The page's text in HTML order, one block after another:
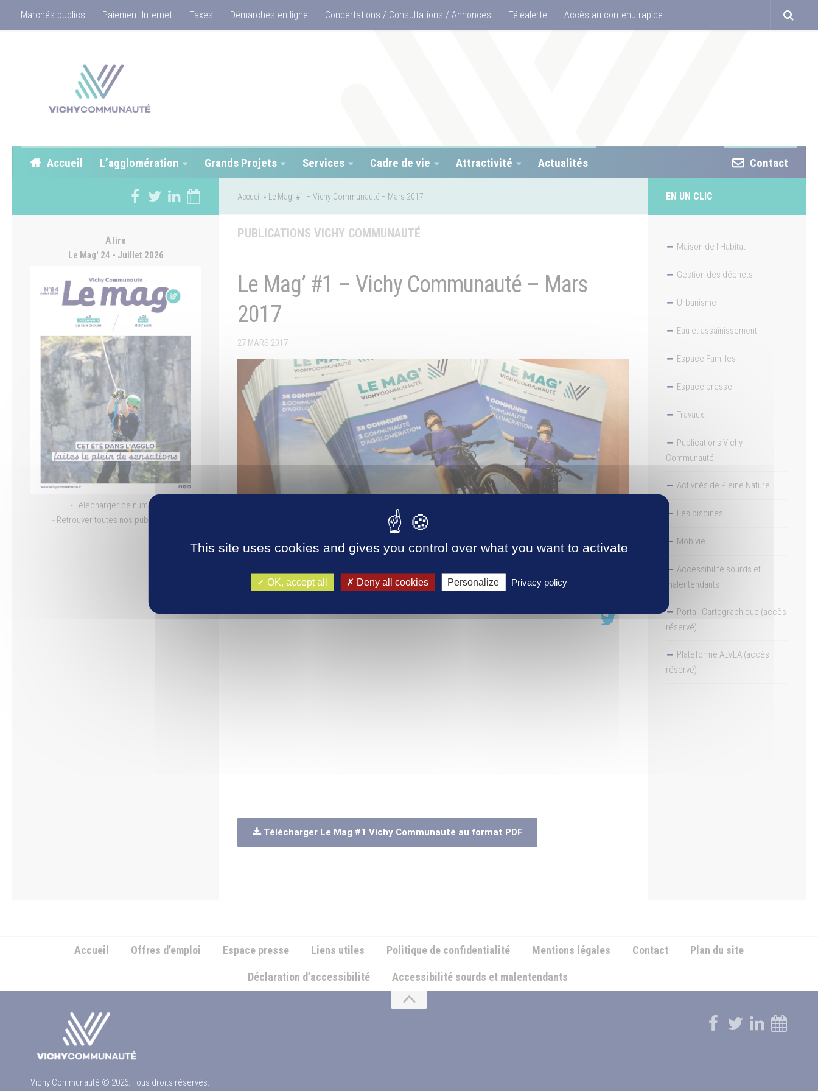
Marchés publics Paiement Internet Taxes Démarches en ligne Concertations / Consultations / Annonces Téléalerte Accès au contenu rapide
Accueil L’agglomération Grands Projets Services Cadre de vie Attractivité Actualités Contact
Accueil » Le Mag’ #1 – Vichy Communauté – Mars 2017
PUBLICATIONS VICHY COMMUNAUTÉ
Le Mag’ #1 – Vichy Communauté – Mars
2017
27 MARS 2017
Télécharger Le Mag #1 Vichy Communauté au format PDF
À lire
Le Mag' 24 - Juillet 2026
- Télécharger ce numéro
- Retrouver toutes nos publications
EN UN CLIC
Maison de l’Habitat
Gestion des déchets
Urbanisme
Eau et assainissement
Espace Familles
Espace presse
Travaux
Publications Vichy
Communauté
Activités de Pleine Nature
Les piscines
Mobivie
Accessibilité sourds et
malentendants
Portail Cartographique (accès
réservé)
Plateforme ALVEA (accès
réservé)
Accueil Offres d’emploi Espace presse Liens utiles Politique de confidentialité Mentions légales Contact Plan du site
Déclaration d’accessibilité Accessibilité sourds et malentendants
Vichy Communauté © 2026. Tous droits réservés.
This site uses cookies and gives you control over what you want to activate
OK, accept all Deny all cookies Personalize Privacy policy